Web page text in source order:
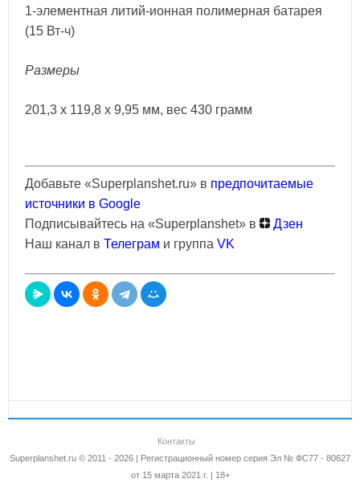
1-элементная литий-ионная полимерная батарея
(15 Вт-ч)
Размеры
201,3 x 119,8 x 9,95 мм, вес 430 грамм
Добавьте «Superplanshet.ru» в предпочитаемые
источники в Google
Подписывайтесь на «Superplanshet» в
Дзен
Наш канал в Телеграм и группа VK
Контакты
Superplanshet.ru © 2011 - 2026 | Регистрационный номер серия Эл № ФС77 - 80627
от 15 марта 2021 г. | 18+